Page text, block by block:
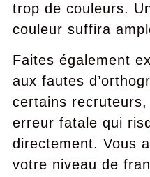
trop de couleurs.
couleur suffira
Faites également
aux fautes
certains
erreur fatale qui
directement. Vous
votre niveau de